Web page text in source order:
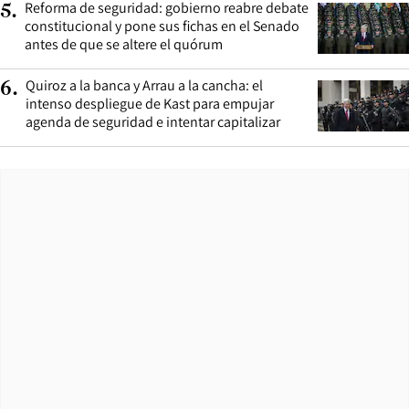
5. Reforma de seguridad: gobierno reabre debate
constitucional y pone sus fichas en el Senado
antes de que se altere el quórum
6. Quiroz a la banca y Arrau a la cancha: el
intenso despliegue de Kast para empujar
agenda de seguridad e intentar capitalizar